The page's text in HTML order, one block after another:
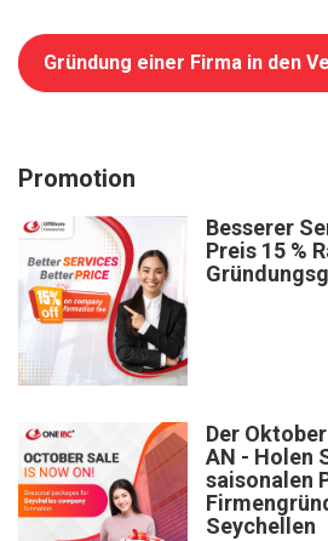
Gründung einer Firma in den
Promotion
Besserer
Preis 15 %
Der
AN - Holen
saisonalen
Seychellen